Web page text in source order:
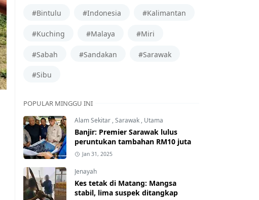
#Bintulu #Indonesia #Kalimantan
#Kuching #Malaya #Miri
#Sabah #Sandakan #Sarawak
#Sibu
POPULAR MINGGU INI
Alam Sekitar ,Sarawak , Utama
Banjir: Premier Sarawak lulus
peruntukan tambahan RM10 juta
Jan 31, 2025
Jenayah
Kes tetak di Matang: Mangsa
stabil, lima suspek ditangkap